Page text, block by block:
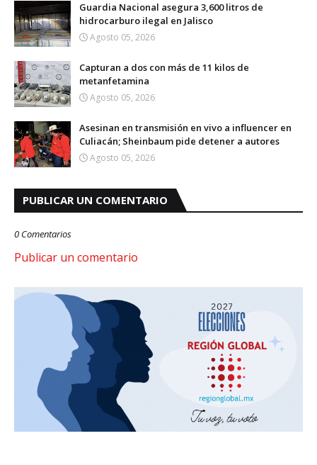
Guardia Nacional asegura 3,600 litros de
hidrocarburo ilegal en Jalisco
Agosto 05, 2026
Capturan a dos con más de 11 kilos de
metanfetamina
Agosto 05, 2026
Asesinan en transmisión en vivo a influencer en
Culiacán; Sheinbaum pide detener a autores
Agosto 05, 2026
PUBLICAR UN COMENTARIO
0 Comentarios
Publicar un comentario